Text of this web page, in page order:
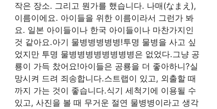
작은 장소. 그리고 뭔가를 했습니다. 나매(なまえ),
이름이에요. 아이들을 위한 이름이라서 그런가 봐
요. 일본 아이들이나 한국 아이들이나 마찬가지인
것 같아요.아기 물병병병병병!투명 물병을 사고 싶
었지만 투명 물병병병병병병병병은 없었다.그냥 공
룡이 가득 찼어요!아이들은 공룡을 더 좋아하니?실
망시켜 드려 죄송합니다.스트랩이 있고, 외출할 때
까지 가는 것이 좋습니다.식기 세척기에 이용될 수
있고, 사진을 볼 때 무거운 절연 물병병이라고 생각